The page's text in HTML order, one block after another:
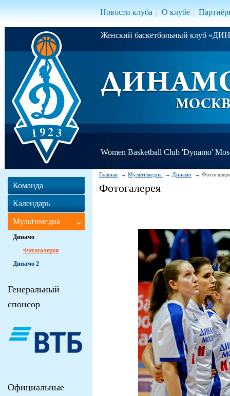
Новости клуба О клубе
Женский баскетбольный клуб
Women Basketball Club 'Dynamo'
Главная Мультимедиа Динамо
Фотогалерея
Команда
Календарь
Мультимедиа
Динамо
Фотогалерея
Динамо 2
Генеральный
спонсор
Официальные